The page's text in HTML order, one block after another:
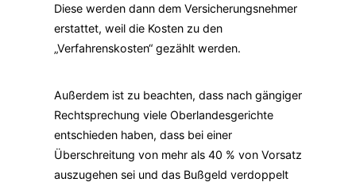
Diese werden dann dem Versicherungsnehmer
erstattet, weil die Kosten zu den
„Verfahrenskosten“ gezählt werden.
Außerdem ist zu beachten, dass nach gängiger
Rechtsprechung viele Oberlandesgerichte
entschieden haben, dass bei einer
Überschreitung von mehr als 40 % von Vorsatz
auszugehen sei und das Bußgeld verdoppelt